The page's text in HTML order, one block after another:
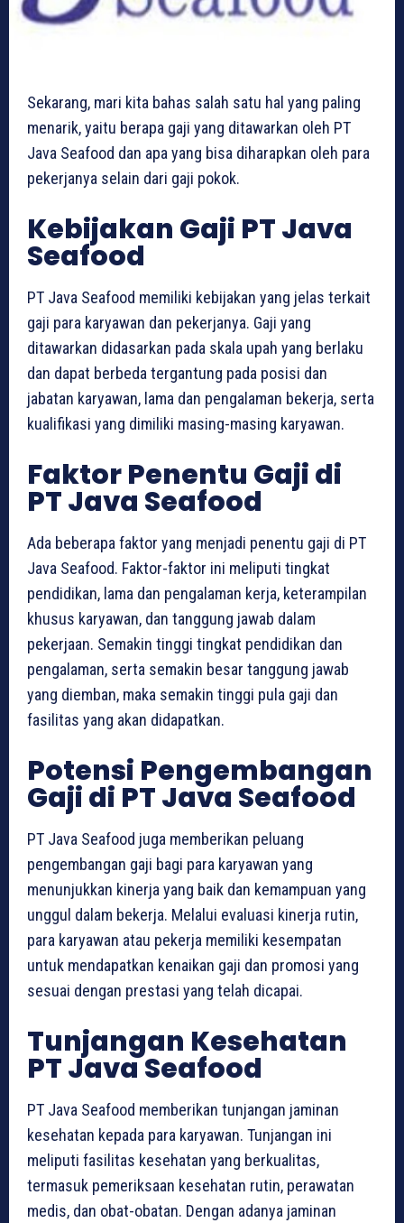
Sekarang, mari kita bahas salah satu hal yang paling
menarik, yaitu berapa gaji yang ditawarkan oleh PT
Java Seafood dan apa yang bisa diharapkan oleh para
pekerjanya selain dari gaji pokok.
Kebijakan Gaji PT Java
Seafood
PT Java Seafood memiliki kebijakan yang jelas terkait
gaji para karyawan dan pekerjanya. Gaji yang
ditawarkan didasarkan pada skala upah yang berlaku
dan dapat berbeda tergantung pada posisi dan
jabatan karyawan, lama dan pengalaman bekerja, serta
kualifikasi yang dimiliki masing-masing karyawan.
Faktor Penentu Gaji di
PT Java Seafood
Ada beberapa faktor yang menjadi penentu gaji di PT
Java Seafood. Faktor-faktor ini meliputi tingkat
pendidikan, lama dan pengalaman kerja, keterampilan
khusus karyawan, dan tanggung jawab dalam
pekerjaan. Semakin tinggi tingkat pendidikan dan
pengalaman, serta semakin besar tanggung jawab
yang diemban, maka semakin tinggi pula gaji dan
fasilitas yang akan didapatkan.
Potensi Pengembangan
Gaji di PT Java Seafood
PT Java Seafood juga memberikan peluang
pengembangan gaji bagi para karyawan yang
menunjukkan kinerja yang baik dan kemampuan yang
unggul dalam bekerja. Melalui evaluasi kinerja rutin,
para karyawan atau pekerja memiliki kesempatan
untuk mendapatkan kenaikan gaji dan promosi yang
sesuai dengan prestasi yang telah dicapai.
Tunjangan Kesehatan
PT Java Seafood
PT Java Seafood memberikan tunjangan jaminan
kesehatan kepada para karyawan. Tunjangan ini
meliputi fasilitas kesehatan yang berkualitas,
termasuk pemeriksaan kesehatan rutin, perawatan
medis, dan obat-obatan. Dengan adanya jaminan